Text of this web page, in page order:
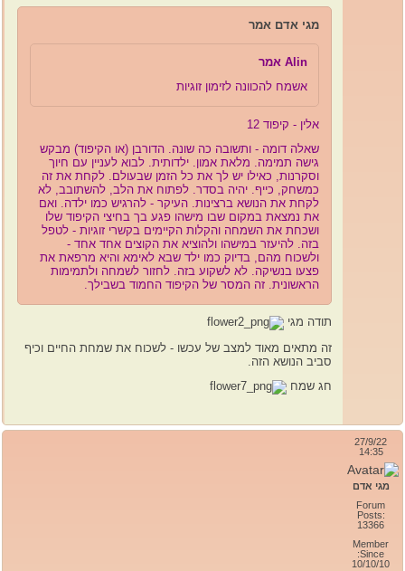
מגי אדם אמר
Alin אמר
אשמח להכוונה לזימון זוגיות
אלין - קיפוד 12
שאלה דומה - ותשובה כה שונה. הדורבן (או הקיפוד) מבקש
גישה תמימה. מלאת אמון. ילדותית. לבוא לעניין עם חיוך
וסקרנות, כאילו יש לך את כל הזמן שבעולם. לקחת את זה
כמשחק, כייף. יהיה בסדר. לפתוח את הלב, להשתובב, לא
לקחת את הנושא ברצינות. העיקר - להרגיש כמו ילדה. ואם
את נמצאת במקום שבו מישהו פגע בך בחיצי הקיפוד שלו
ושכחת את השמחה והקלות הקיימים בקשרי זוגיות - לטפל
בזה. להיעזר במישהו ולהוציא את הקוצים אחד אחד -
ולשכוח מהם, בדיוק כמו ילד שבא לאימא והיא מרפאת את
פצעו בנשיקה. לא לשקוע בזה. לחזור לשמחה ולתמימות
הראשונית. זה המסר של הקיפוד החמוד בשבילך.
תודה מגי
זה מתאים מאוד למצב של עכשו - לשכוח את שמחת החיים וכיף
סביב הנושא הזה.
חג שמח
27/9/22
14:35
מגי אדם
Forum
Posts:
13366
Member
Since:
10/10/10